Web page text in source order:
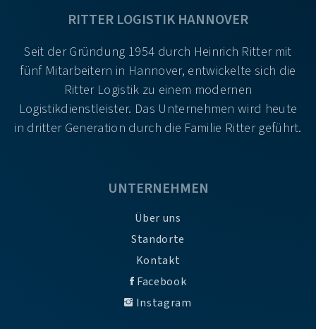
RITTER LOGISTIK HANNOVER
Seit der Gründung 1954 durch Heinrich Ritter mit
fünf Mitarbeitern in Hannover, entwickelte sich die
Ritter Logistik zu einem modernen
Logistikdienstleister. Das Unternehmen wird heute
in dritter Generation durch die Familie Ritter geführt.
UNTERNEHMEN
Über uns
Standorte
Kontakt
Facebook
Instagram